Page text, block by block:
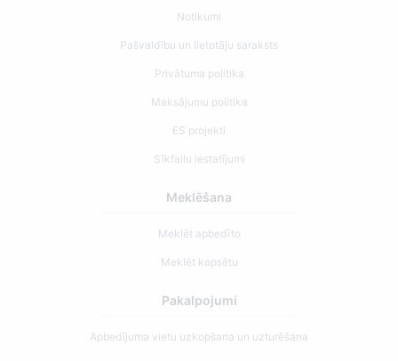
Notikumi
Pašvaldību un lietotāju saraksts
Privātuma politika
Maksājumu politika
ES projekti
Sīkfailu iestatījumi
Meklēšana
Meklēt apbedīto
Meklēt kapsētu
Pakalpojumi
Apbedījuma vietu uzkopšana un uzturēšana